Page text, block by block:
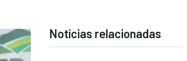
Notícias relacionadas